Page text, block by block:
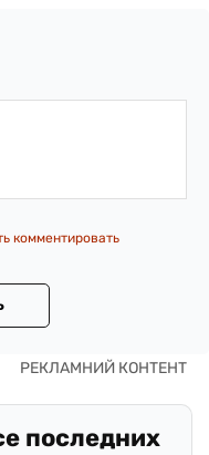
комментировать
последних